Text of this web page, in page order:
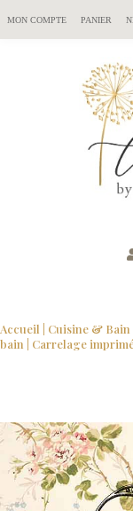
MON COMPTE PANIER
Accueil Cuisine & Bain
bain | Carrelage